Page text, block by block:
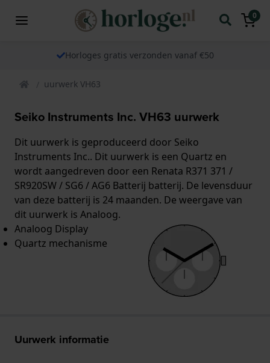
0
Horloges gratis verzonden vanaf €50
uurwerk VH63
Seiko Instruments Inc. VH63 uurwerk
Dit uurwerk is geproduceerd door Seiko
Instruments Inc.. Dit uurwerk is een Quartz en
wordt aangedreven door een Renata R371 371 /
SR920SW / SG6 / AG6 Batterij batterij. De levensduur
van deze batterij is 24 maanden. De weergave van
dit uurwerk is Analoog.
Analoog Display
Quartz mechanisme
Uurwerk informatie